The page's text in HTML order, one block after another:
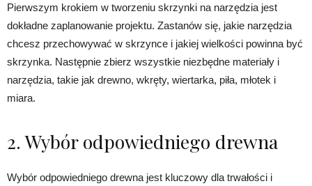
Pierwszym krokiem w tworzeniu skrzynki na narzędzia jest
dokładne zaplanowanie projektu. Zastanów się, jakie narzędzia
chcesz przechowywać w skrzynce i jakiej wielkości powinna być
skrzynka. Następnie zbierz wszystkie niezbędne materiały i
narzędzia, takie jak drewno, wkręty, wiertarka, piła, młotek i
miara.
2. Wybór odpowiedniego drewna
Wybór odpowiedniego drewna jest kluczowy dla trwałości i